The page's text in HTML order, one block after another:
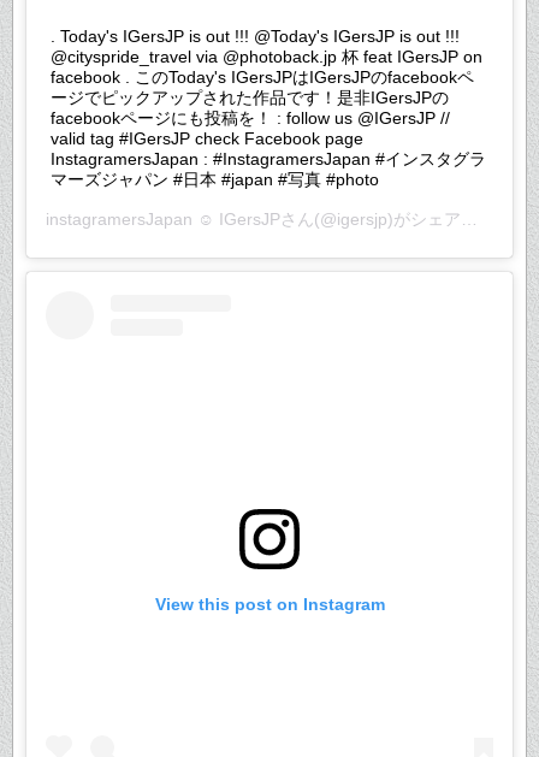
. Today's IGersJP is out !!! @Today's IGersJP is out !!!
@cityspride_travel via @photoback.jp 杯 feat IGersJP on
facebook . このToday's IGersJPはIGersJPのfacebookペ
ージでピックアップされた作品です！是非IGersJPの
facebookページにも投稿を！ : follow us @IGersJP //
valid tag #IGersJP check Facebook page
InstagramersJapan : #InstagramersJapan #インスタグラ
マーズジャパン #日本 #japan #写真 #photo
instagramersJapan ☺︎ IGersJPさん(@igersjp)がシェアした投稿 –
View this post on Instagram